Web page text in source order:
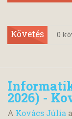
Követés 0
2026) -
A Kovács Júlia a